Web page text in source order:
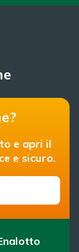
e apri il
e sicuro.